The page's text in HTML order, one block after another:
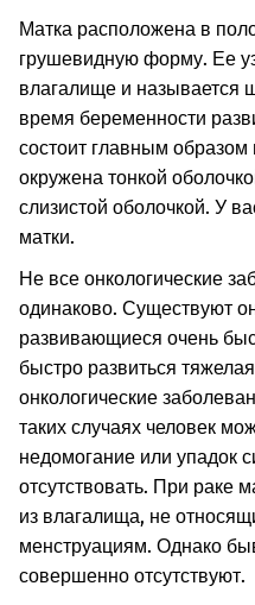
Матка расположена в
грушевидную форму. Ее
влагалище и называется
время беременности
состоит главным
окружена тонкой
слизистой оболочкой. У
матки.
Не все онкологические
одинаково. Существуют
развивающиеся очень
быстро развиться
онкологические
таких случаях человек
недомогание или упадок
отсутствовать. При раке
из влагалища, не
менструациям. Однако
совершенно отсутствуют.